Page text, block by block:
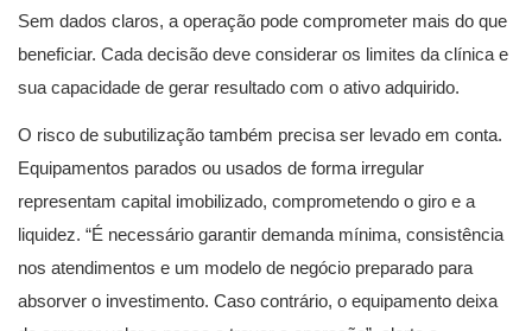
Sem dados claros, a operação pode comprometer mais do que
beneficiar. Cada decisão deve considerar os limites da clínica e
sua capacidade de gerar resultado com o ativo adquirido.
O risco de subutilização também precisa ser levado em conta.
Equipamentos parados ou usados de forma irregular
representam capital imobilizado, comprometendo o giro e a
liquidez. “É necessário garantir demanda mínima, consistência
nos atendimentos e um modelo de negócio preparado para
absorver o investimento. Caso contrário, o equipamento deixa